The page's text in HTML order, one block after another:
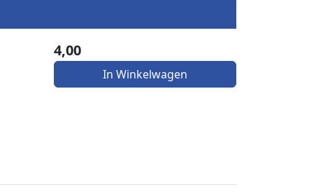
4,00
In Winkelwagen